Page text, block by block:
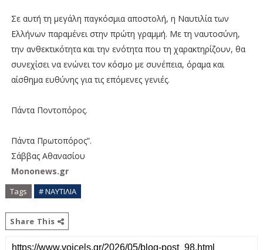
Σε αυτή τη μεγάλη παγκόσμια αποστολή, η Ναυτιλία των
Ελλήνων παραμένει στην πρώτη γραμμή. Με τη ναυτοσύνη,
την ανθεκτικότητα και την ενότητα που τη χαρακτηρίζουν, θα
συνεχίσει να ενώνει τον κόσμο με συνέπεια, όραμα και
αίσθημα ευθύνης για τις επόμενες γενιές.
Πάντα Ποντοπόρος.
Πάντα Πρωτοπόρος”.
Σάββας Αθανασίου
Mononews.gr
Tags # ΝΑΥΤΙΛΙΑ
Share This